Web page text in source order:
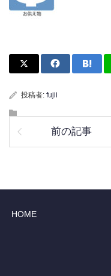
投稿者: fujii
前の記事
HOME